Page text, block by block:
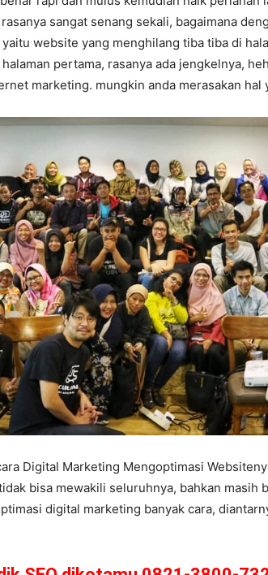
sangat senang sekali, bagaimana
website yang menghilang tiba tiba di
pertama, rasanya ada jengkelnya,
marketing. mungkin anda merasakan hal
Digital Marketing Mengoptimasi
bisa mewakili seluruhnya, bahkan masih
digital marketing banyak cara,